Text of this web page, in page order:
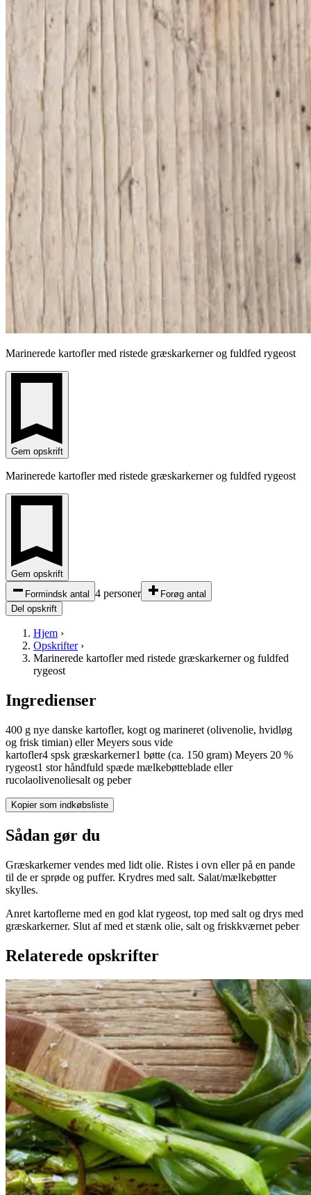
Marinerede kartofler med ristede græskarkerner og fuldfed rygeost
Gem opskrift
Marinerede kartofler med ristede græskarkerner og fuldfed rygeost
Gem opskrift
Formindsk antal
4 personer
Forøg antal
Del opskrift
Hjem ›
Opskrifter›
Marinerede kartofler med ristede græskarkerner og fuldfed
rygeost
Ingredienser
400 g nye danske kartofler, kogt og marineret (olivenolie, hvidløg
og frisk timian) eller Meyers sous vide
kartofler4 spsk græskarkerner1 bøtte (ca. 150 gram) Meyers 20 %
rygeost1 stor håndfuld spæde mælkebøtteblade eller
rucolaolivenoliesalt og peber
Kopier som indkøbsliste
Sådan gør du
Græskarkerner vendes med lidt olie. Ristes i ovn eller på en pande
til de er sprøde og puffer. Krydres med salt. Salat/mælkebøtter
skylles.
Anret kartoflerne med en god klat rygeost, top med salt og drys med
græskarkerner. Slut af med et stænk olie, salt og friskkværnet peber
Relaterede opskrifter
CatalanskCatalansk
bønnesalatbønnesala
t medmed
grilledegrillede
grøntsagergrøntsage
r ogog salbitxada-
saucesalbitxada-
sauce